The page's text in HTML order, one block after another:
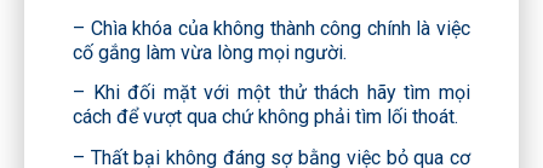
– Chìa khóa của không thành công chính là việc
cố gắng làm vừa lòng mọi người.
– Khi đối mặt với một thử thách hãy tìm mọi
cách để vượt qua chứ không phải tìm lối thoát.
– Thất bại không đáng sợ bằng việc bỏ qua cơ